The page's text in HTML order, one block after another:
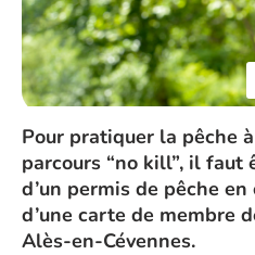
Pour pratiquer la pêche
parcours “no kill”, il faut
d’un permis de pêche
d’une carte de membre
Alès-en-Cévennes.